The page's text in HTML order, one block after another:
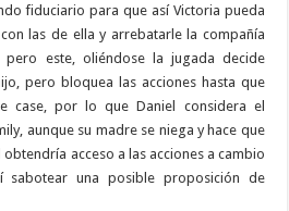
fiduciario para que así Victoria pueda
las de ella y arrebatarle la compañía
pero este, oliéndose la jugada decide
pero bloquea las acciones hasta que
case, por lo que Daniel considera el
aunque su madre se niega y hace que
acceso a las acciones a cambio
sabotear una posible proposición de